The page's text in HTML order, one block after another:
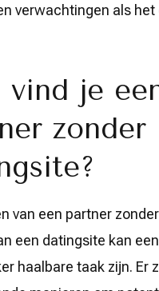
verwachtingen als het
vind je
zonder
van een partner
een datingsite kan
haalbare taak zijn. Er